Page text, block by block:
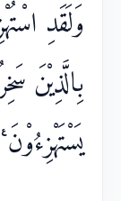
وَلَقَدِ
بِالَّذِيْنَ
يَسْتَهْزِءُوْنَ ࣖ